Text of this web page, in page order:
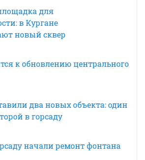
для
в Кургане
новый сквер
к обновлению центрального
два новых объекта: один
в горсаду
начали ремонт фонтана